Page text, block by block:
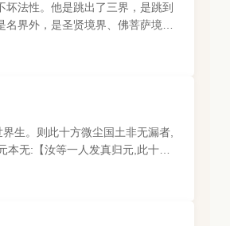
法性。他是跳出了三界，是跳到
名界外，是圣贤境界、佛菩萨境
生。则此十方微尘国土非无漏者,
无:【汝等一人发真归元,此十方